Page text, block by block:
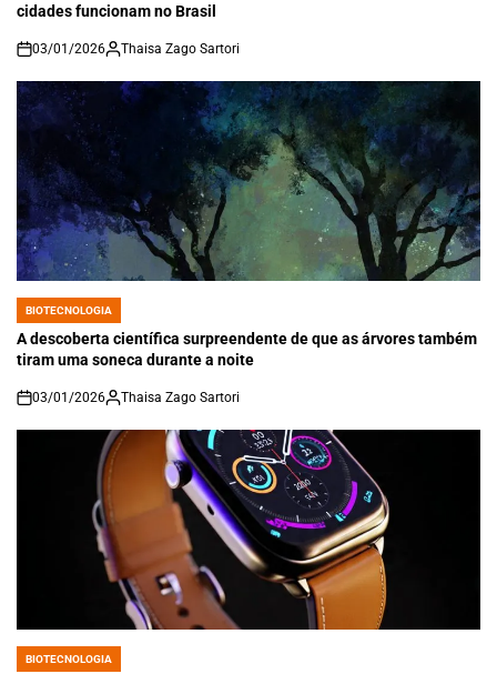
cidades funcionam no Brasil
on
03/01/2026 Thaisa Zago Sartori
POSTED
IN
BIOTECNOLOGIA
A descoberta científica surpreendente de que as árvores também
tiram uma soneca durante a noite
on
03/01/2026 Thaisa Zago Sartori
POSTED
BIOTECNOLOGIA